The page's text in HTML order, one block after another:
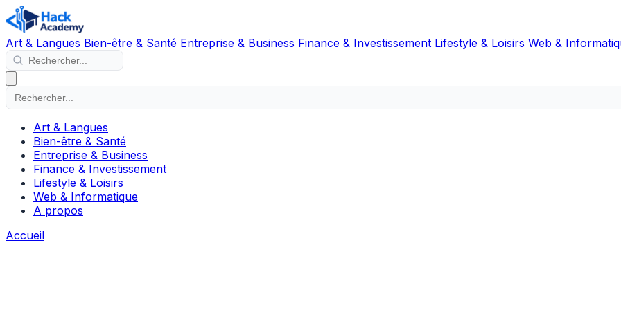
Art & Langues Bien-être & Santé Entreprise & Business Finance & Investissement Lifestyle & Loisirs Web &
Art & Langues
Bien-être & Santé
Entreprise & Business
Finance & Investissement
Lifestyle & Loisirs
Web & Informatique
A propos
Accueil